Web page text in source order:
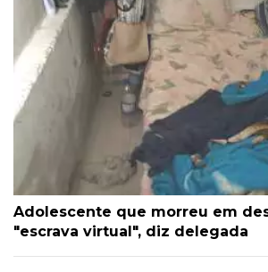
Adolescente que morreu em
"escrava virtual", diz delegada